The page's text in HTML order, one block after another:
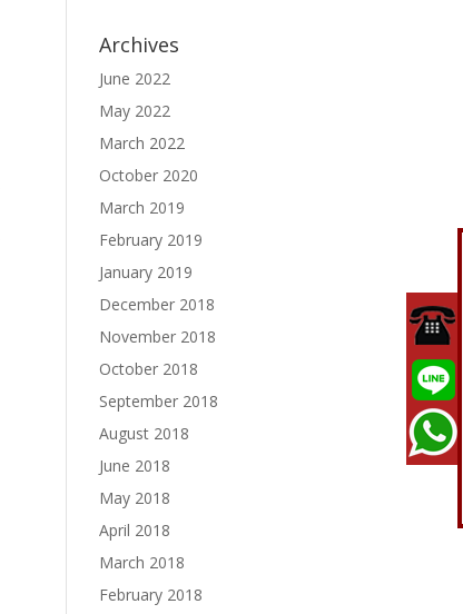
Archives
June 2022
May 2022
March 2022
October 2020
March 2019
February 2019
January 2019
December 2018
November 2018
October 2018
September 2018
August 2018
June 2018
May 2018
April 2018
March 2018
February 2018